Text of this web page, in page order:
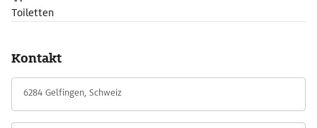
Toiletten
Kontakt
6284 Gelfingen, Schweiz